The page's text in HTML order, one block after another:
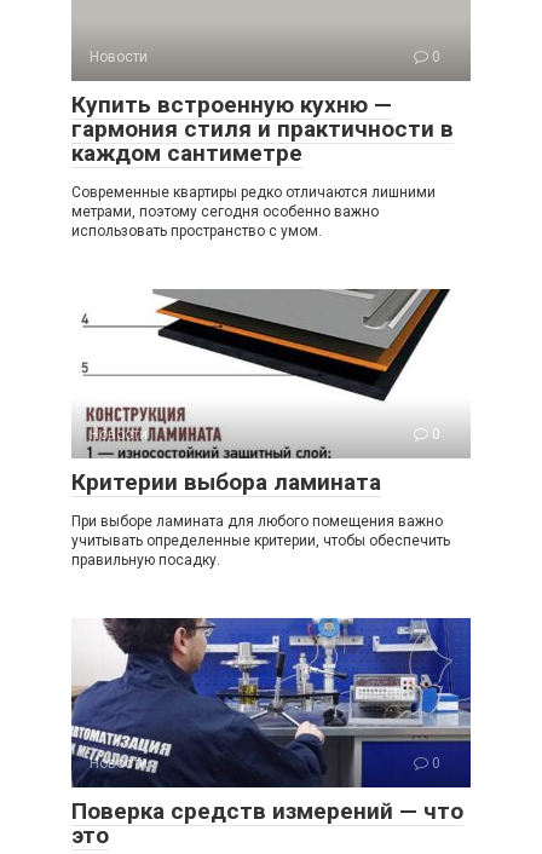
Новости 0
Купить встроенную кухню —
гармония стиля и практичности в
каждом сантиметре
Современные квартиры редко отличаются лишними
метрами, поэтому сегодня особенно важно
использовать пространство с умом.
Новости 0
Критерии выбора ламината
При выборе ламината для любого помещения важно
учитывать определенные критерии, чтобы обеспечить
правильную посадку.
Новости 0
Поверка средств измерений — что
это